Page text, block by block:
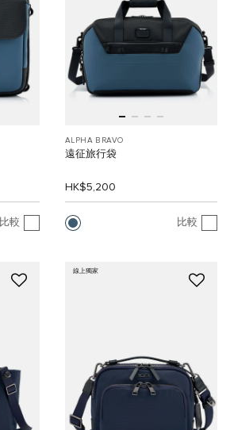
比較
ALPHA BRAVO
遠征旅行袋
HK$5,200
比較
線上獨家